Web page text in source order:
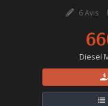
6 Avis
Diesel